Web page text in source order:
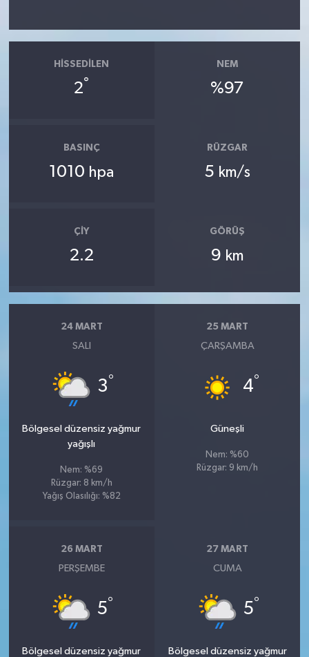
HISSEDILEN
2°
NEM
%97
BASINÇ
1010 hpa
RÜZGAR
5 km/s
ÇIY
2.2
GÖRÜŞ
9 km
24 MART
SALI
3°
Bölgesel düzensiz yağmur
yağışlı
Nem: %69
Rüzgar: 8 km/h
Yağış Olasılığı: %82
25 MART
ÇARŞAMBA
4°
Güneşli
Nem: %60
Rüzgar: 9 km/h
26 MART
PERŞEMBE
5°
Bölgesel düzensiz yağmur
27 MART
CUMA
5°
Bölgesel düzensiz yağmur